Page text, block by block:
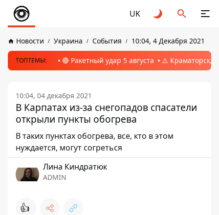
UK
Новости Украина События 10:04, 4 Декабря 2021
ТОПТЕМЫ: 🔴 Ракетный удар 5 августа ⚠️ Краматорск,
10:04, 04 декабря 2021
В Карпатах из-за снегопадов спасатели
открыли пункты обогрева
В таких пунктах обогрева, все, кто в этом
нуждается, могут согреться
Лина Киндратюк
ADMIN
👍